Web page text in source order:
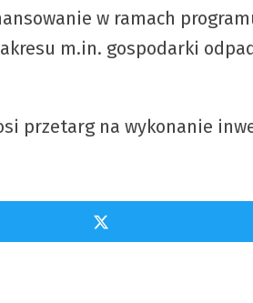
w ramach
m.in. gospodarki
przetarg na wykonanie